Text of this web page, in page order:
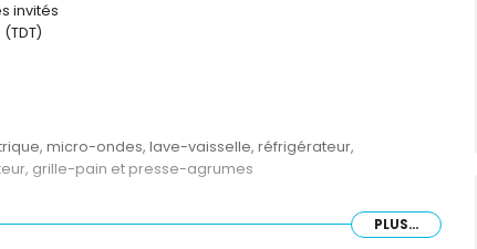
invités
micro-ondes, lave-vaisselle, réfrigérateur,
grille-pain et presse-agrumes
size (200 x 160cm) et salle de bains en suite
PLUS...